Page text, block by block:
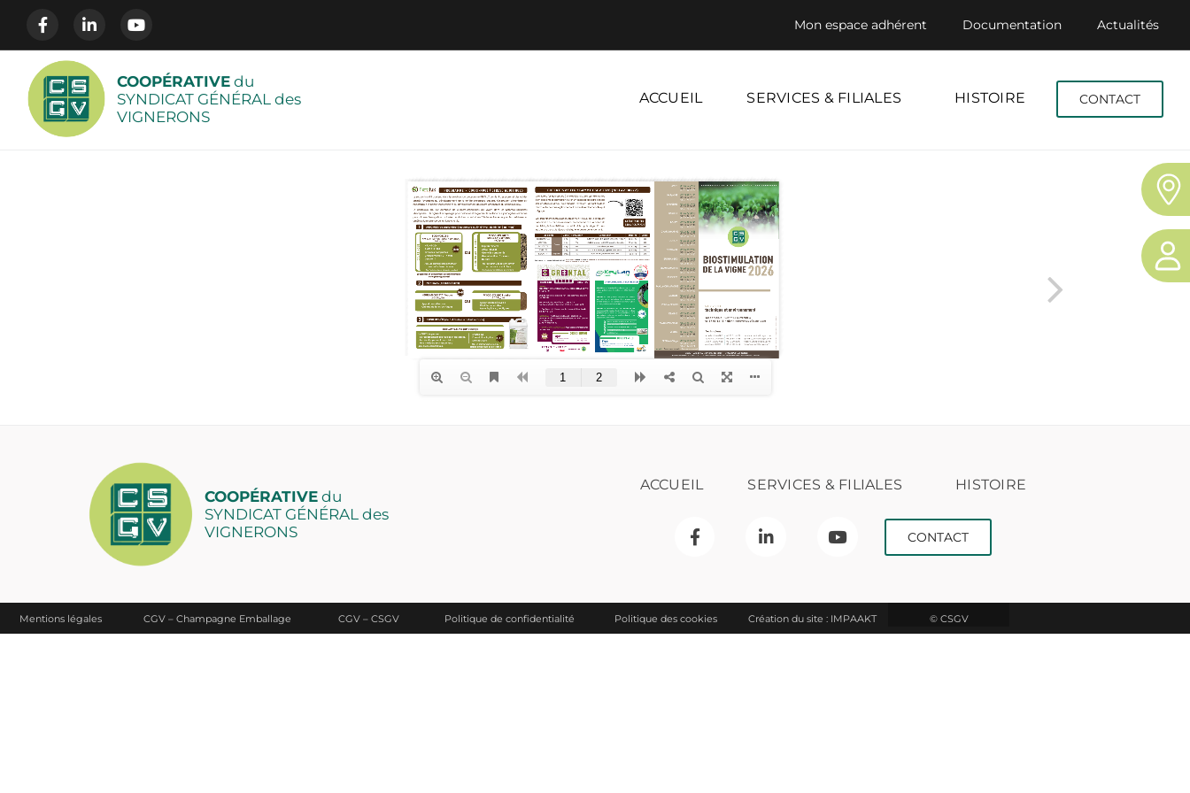
Mon espace adhérent Documentation Actualités
COOPÉRATIVE du
SYNDICAT GÉNÉRAL des
VIGNERONS
ACCUEIL SERVICES & FILIALES HISTOIRE CONTACT
COOPÉRATIVEdu
SYNDICAT GÉNÉRAL des
VIGNERONS
ACCUEIL SERVICES & FILIALES HISTOIRE
CONTACT
Mentions légales CGV – Champagne Emballage CGV – CSGV Politique de confidentialité Politique des cookies Création du site : IMPAAKT © CSGV